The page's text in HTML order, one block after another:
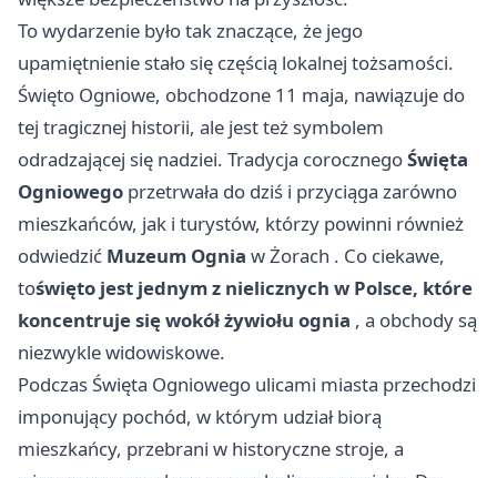
To wydarzenie było tak znaczące, że jego
upamiętnienie stało się częścią lokalnej tożsamości.
Święto Ogniowe, obchodzone 11 maja, nawiązuje do
tej tragicznej historii, ale jest też symbolem
odradzającej się nadziei. Tradycja corocznegoŚwięta
Ogniowego przetrwała do dziś i przyciąga zarówno
mieszkańców, jak i turystów, którzy powinni również
odwiedzić Muzeum Ognia w Żorach . Co ciekawe,
toświęto jest jednym z nielicznych w Polsce, które
koncentruje się wokół żywiołu ognia , a obchody są
niezwykle widowiskowe.
Podczas Święta Ogniowego ulicami miasta przechodzi
imponujący pochód, w którym udział biorą
mieszkańcy, przebrani w historyczne stroje, a